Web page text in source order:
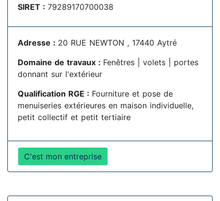
SIRET : 79289170700038
Adresse : 20 RUE NEWTON , 17440 Aytré
Domaine de travaux : Fenêtres | volets | portes
donnant sur l'extérieur
Qualification RGE : Fourniture et pose de
menuiseries extérieures en maison individuelle,
petit collectif et petit tertiaire
C'est mon entreprise